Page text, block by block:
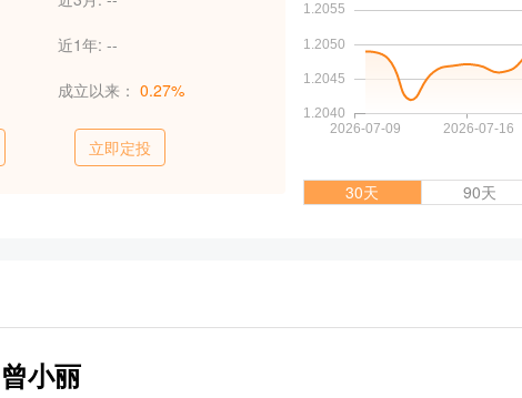
近1年: --
成立以来： 0.27%
立即定投
30天
90天
曾小丽